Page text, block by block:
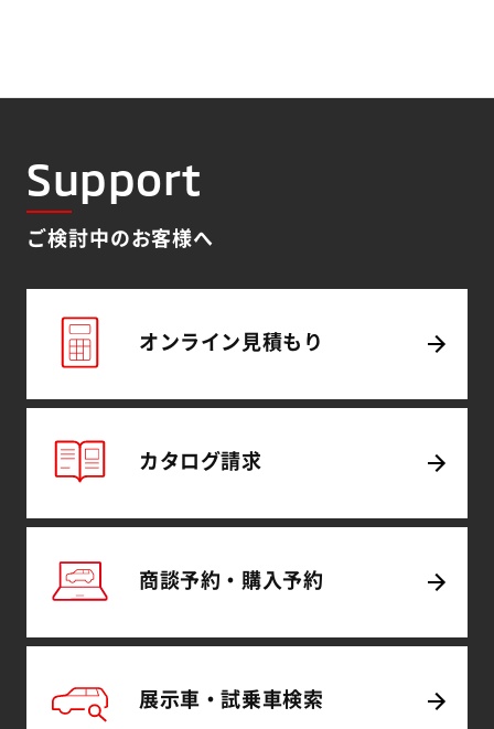
Support
ご検討中のお客様へ
オンライン 見積もり
カタログ請求
商談予約・ 購入予約
展示車・試乗車検索